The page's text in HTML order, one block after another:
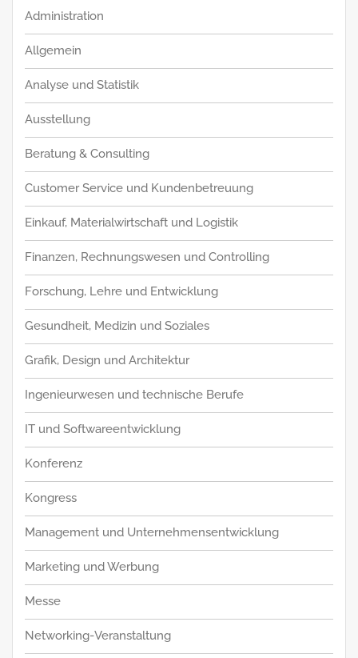
Administration
Allgemein
Analyse und Statistik
Ausstellung
Beratung & Consulting
Customer Service und Kundenbetreuung
Einkauf, Materialwirtschaft und Logistik
Finanzen, Rechnungswesen und Controlling
Forschung, Lehre und Entwicklung
Gesundheit, Medizin und Soziales
Grafik, Design und Architektur
Ingenieurwesen und technische Berufe
IT und Softwareentwicklung
Konferenz
Kongress
Management und Unternehmensentwicklung
Marketing und Werbung
Messe
Networking-Veranstaltung